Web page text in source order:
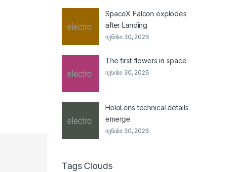
SpaceX Falcon explodes
after Landing
ივნისი 30, 2026
The first flowers in space
ივნისი 30, 2026
HoloLens technical details
emerge
ივნისი 30, 2026
Tags Clouds